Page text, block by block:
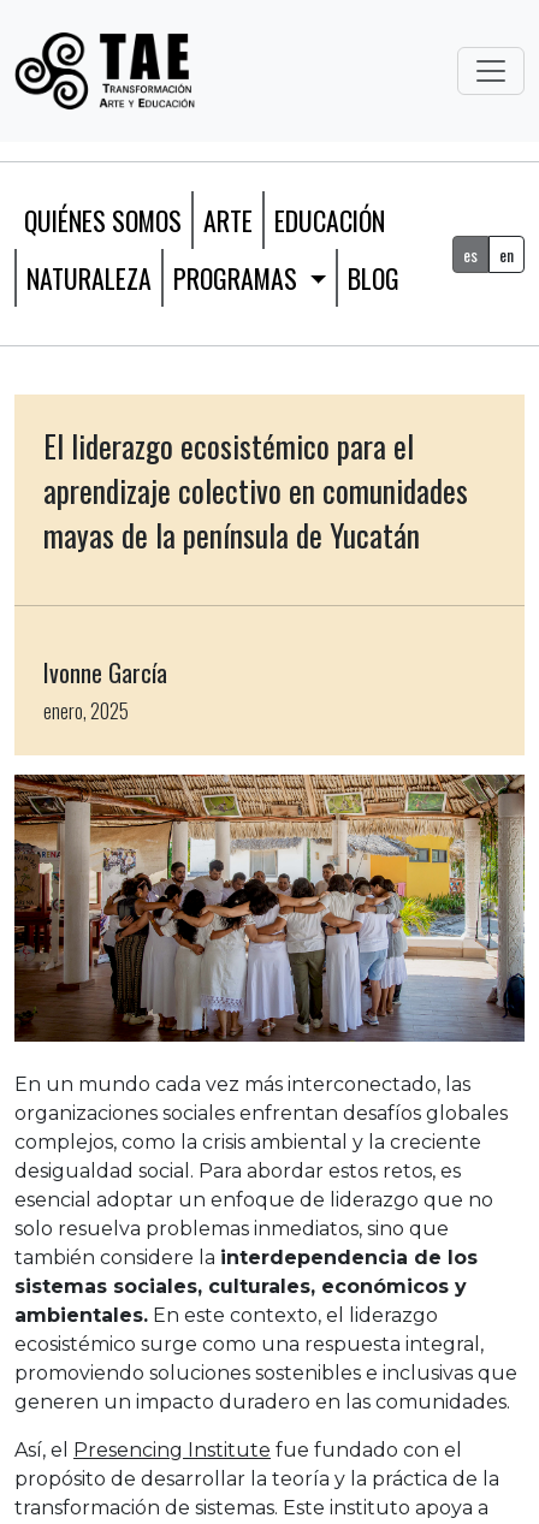
QUIÉNES SOMOS ARTE
EDUCACIÓN
NATURALEZA
PROGRAMAS BLOG
es en
El liderazgo ecosistémico para el
aprendizaje colectivo en comunidades
mayas de la península de Yucatán
Ivonne García
enero, 2025
En un mundo cada vez más interconectado, las
organizaciones sociales enfrentan desafíos globales
complejos, como la crisis ambiental y la creciente
desigualdad social. Para abordar estos retos, es
esencial adoptar un enfoque de liderazgo que no
solo resuelva problemas inmediatos, sino que
también considere la interdependencia de los
sistemas sociales, culturales, económicos y
ambientales. En este contexto, el liderazgo
ecosistémico surge como una respuesta integral,
promoviendo soluciones sostenibles e inclusivas que
generen un impacto duradero en las comunidades.
Así, el Presencing Institute fue fundado con el
propósito de desarrollar la teoría y la práctica de la
transformación de sistemas. Este instituto apoya a